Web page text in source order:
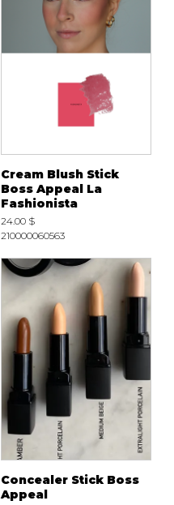
Cream Blush Stick
Boss Appeal La
Fashionista
24.00 $
210000060563
Concealer Stick Boss
Appeal